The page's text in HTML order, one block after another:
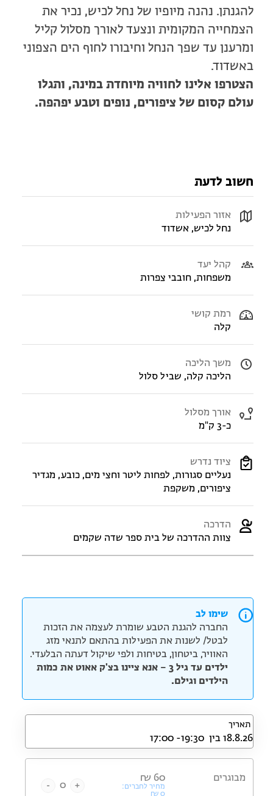
להגנתן. נהנה מיופיו של נחל לכיש, נכיר את
הצמחייה המקומית ונצעד לאורך מסלול קליל
ומרענן עד שפך הנחל וחיבורו לחוף הים הצפוני
באשדוד.
הצטרפו אלינו לחוויה מיוחדת במינה, ותגלו
עולם קסום של ציפורים, נופים וטבע יפהפה.
חשוב לדעת
אזור הפעילות
נחל לכיש, אשדוד
קהל יעד
משפחות, חובבי צפרות
רמת קושי
קלה
משך הליכה
הליכה קלה, שביל סלול
אורך מסלול
כ-3 ק"מ
ציוד נדרש
נעליים סגורות, לפחות ליטר וחצי מים, כובע, מגדיר
ציפורים, משקפת
הדרכה
צוות ההדרכה של בית ספר שדה שקמים
שימו לב
החברה להגנת הטבע שומרת לעצמה את הזכות
לבטל/ לשנות את הפעילות בהתאם לתנאי מזג
האוויר, ביטחון, בטיחות ולפי שיקול דעתה הבלעדי.
ילדים עד גיל 3 – אנא ציינו בצ'ק אאוט את כמות
הילדים וגילם.
תאריך
מבוגרים 60
₪
מחיר לחברים:
0
₪
+
-